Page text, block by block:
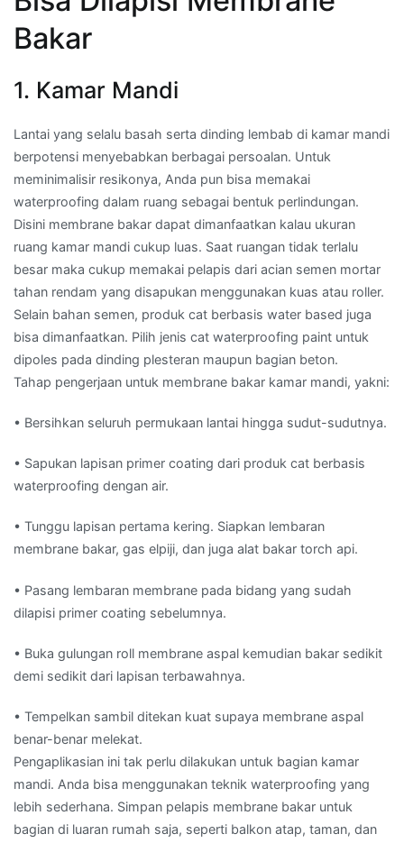
Bakar
1. Kamar Mandi
Lantai yang selalu basah serta dinding lembab di kamar mandi
berpotensi menyebabkan berbagai persoalan. Untuk
meminimalisir resikonya, Anda pun bisa memakai
waterproofing dalam ruang sebagai bentuk perlindungan.
Disini membrane bakar dapat dimanfaatkan kalau ukuran
ruang kamar mandi cukup luas. Saat ruangan tidak terlalu
besar maka cukup memakai pelapis dari acian semen mortar
tahan rendam yang disapukan menggunakan kuas atau roller.
Selain bahan semen, produk cat berbasis water based juga
bisa dimanfaatkan. Pilih jenis cat waterproofing paint untuk
dipoles pada dinding plesteran maupun bagian beton.
Tahap pengerjaan untuk membrane bakar kamar mandi, yakni:
• Bersihkan seluruh permukaan lantai hingga sudut-sudutnya.
• Sapukan lapisan primer coating dari produk cat berbasis
waterproofing dengan air.
• Tunggu lapisan pertama kering. Siapkan lembaran
membrane bakar, gas elpiji, dan juga alat bakar torch api.
• Pasang lembaran membrane pada bidang yang sudah
dilapisi primer coating sebelumnya.
• Buka gulungan roll membrane aspal kemudian bakar sedikit
demi sedikit dari lapisan terbawahnya.
• Tempelkan sambil ditekan kuat supaya membrane aspal
benar-benar melekat.
Pengaplikasian ini tak perlu dilakukan untuk bagian kamar
mandi. Anda bisa menggunakan teknik waterproofing yang
lebih sederhana. Simpan pelapis membrane bakar untuk
bagian di luaran rumah saja, seperti balkon atap, taman, dan